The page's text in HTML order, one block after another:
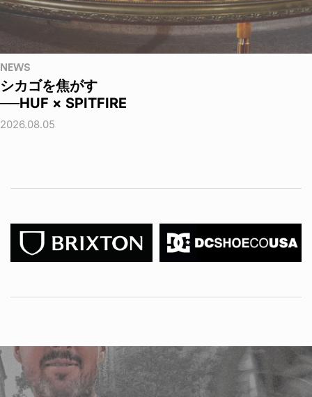
NEWS
シカゴを焦がす
──HUF × SPITFIRE
2026.08.05